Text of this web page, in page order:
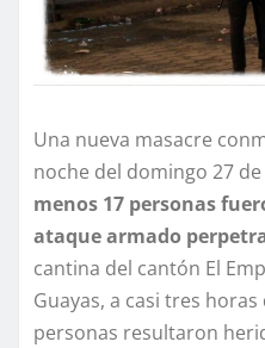
Una nueva masacre
noche del domingo 27
menos 17 personas
ataque armado
cantina del cantón El
Guayas, a casi tres
personas resultaron